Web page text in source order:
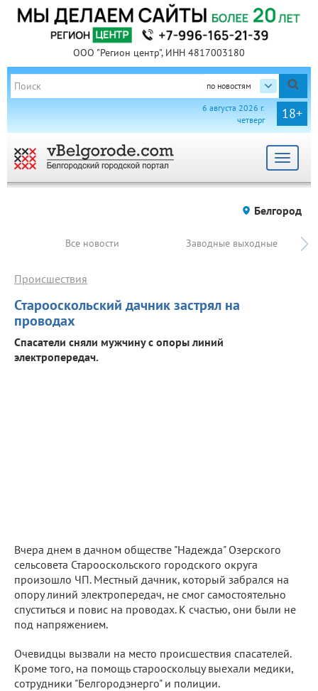
ООО "Регион центр", ИНН 4817003180
по новостям
18+
6 августа 2026 г.
четверг
Toggle
Белгород
Все новости Заводные выходные
Старооскольский дачник застрял на
проводах
Происшествия
Спасатели сняли мужчину с опоры линий
электропередач.
Вчера днем в дачном обществе "Надежда" Озерского
сельсовета Старооскольского городского округа
произошло ЧП. Местный дачник, который забрался на
опору линий электропередач, не смог самостоятельно
спуститься и повис на проводах. К счастью, они были не
под напряжением.
Очевидцы вызвали на место происшествия спасателей.
Кроме того, на помощь старооскольцу выехали медики,
сотрудники "Белгородэнерго" и полиции.